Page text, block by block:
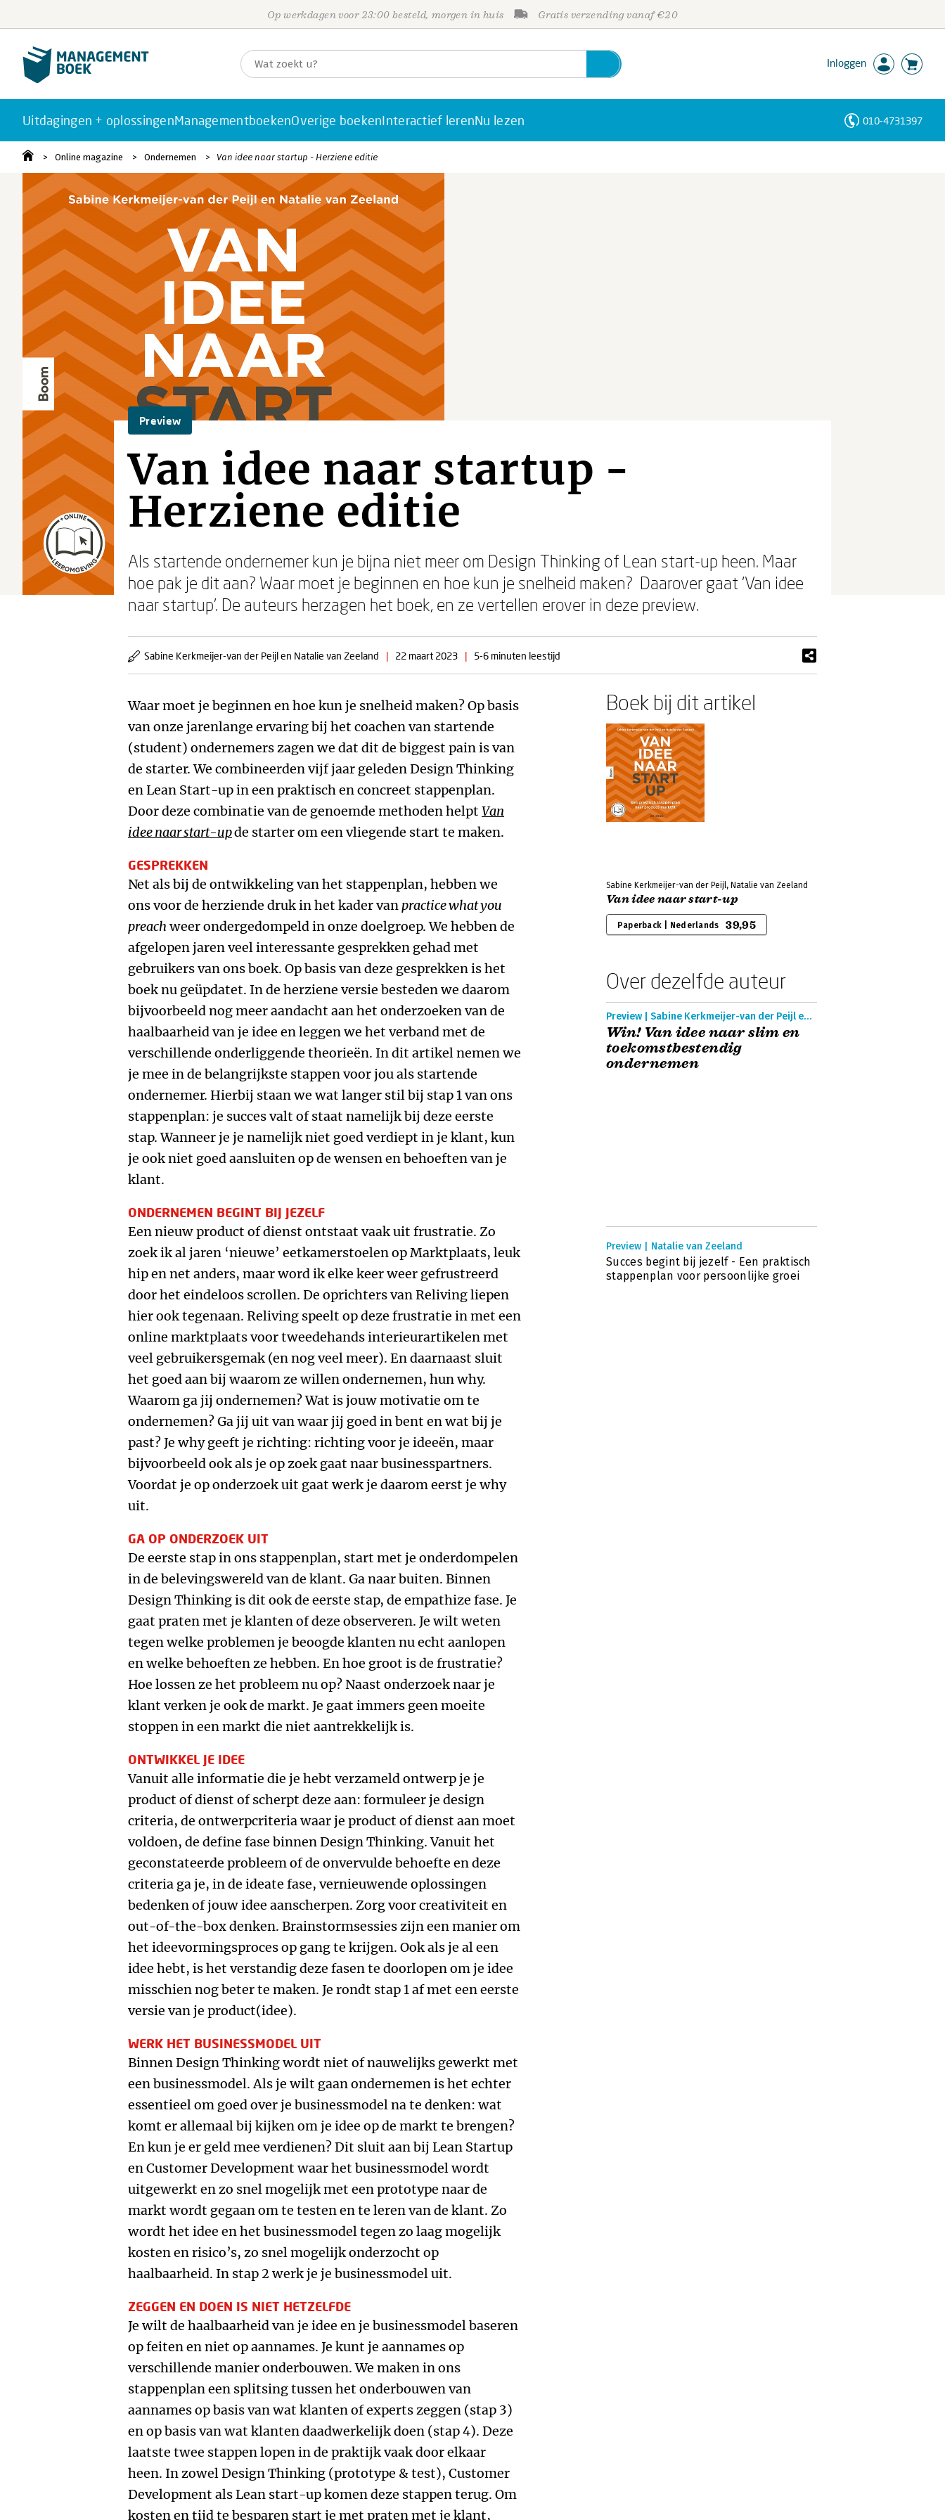
Op werkdagen voor 23:00 besteld, morgen in huis Gratis verzending vanaf €20
Inloggen
Uitdagingen + oplossingenManagementboekenOverige boekenInteractief lerenNu lezen 010-4731397
Online magazine Ondernemen Van idee naar startup - Herziene editie
Preview
Van idee naar startup -
Herziene editie
Als startende ondernemer kun je bijna niet meer om Design Thinking of Lean start-up heen. Maar
hoe pak je dit aan? Waar moet je beginnen en hoe kun je snelheid maken? Daarover gaat ‘Van idee
naar startup’. De auteurs herzagen het boek, en ze vertellen erover in deze preview.
Sabine Kerkmeijer-van der Peijl en Natalie van Zeeland | 22 maart 2023 | 5-6 minuten leestijd
Waar moet je beginnen en hoe kun je snelheid maken? Op basis
van onze jarenlange ervaring bij het coachen van startende
(student) ondernemers zagen we dat dit de biggest pain is van
de starter. We combineerden vijf jaar geleden Design Thinking
en Lean Start-up in een praktisch en concreet stappenplan.
Door deze combinatie van de genoemde methoden helpt Van
idee naar start-upde starter om een vliegende start te maken.
GESPREKKEN
Net als bij de ontwikkeling van het stappenplan, hebben we
ons voor de herziende druk in het kader vanpractice what you
preach weer ondergedompeld in onze doelgroep. We hebben de
afgelopen jaren veel interessante gesprekken gehad met
gebruikers van ons boek. Op basis van deze gesprekken is het
boek nu geüpdatet. In de herziene versie besteden we daarom
bijvoorbeeld nog meer aandacht aan het onderzoeken van de
haalbaarheid van je idee en leggen we het verband met de
verschillende onderliggende theorieën. In dit artikel nemen we
je mee in de belangrijkste stappen voor jou als startende
ondernemer. Hierbij staan we wat langer stil bij stap 1 van ons
stappenplan: je succes valt of staat namelijk bij deze eerste
stap. Wanneer je je namelijk niet goed verdiept in je klant, kun
je ook niet goed aansluiten op de wensen en behoeften van je
klant.
ONDERNEMEN BEGINT BIJ JEZELF
Een nieuw product of dienst ontstaat vaak uit frustratie. Zo
zoek ik al jaren ‘nieuwe’ eetkamerstoelen op Marktplaats, leuk
hip en net anders, maar word ik elke keer weer gefrustreerd
door het eindeloos scrollen. De oprichters van Reliving liepen
hier ook tegenaan. Reliving speelt op deze frustratie in met een
online marktplaats voor tweedehands interieurartikelen met
veel gebruikersgemak (en nog veel meer). En daarnaast sluit
het goed aan bij waarom ze willen ondernemen, hun why.
Waarom ga jij ondernemen? Wat is jouw motivatie om te
ondernemen? Ga jij uit van waar jij goed in bent en wat bij je
past? Je why geeft je richting: richting voor je ideeën, maar
bijvoorbeeld ook als je op zoek gaat naar businesspartners.
Voordat je op onderzoek uit gaat werk je daarom eerst je why
uit.
GA OP ONDERZOEK UIT
De eerste stap in ons stappenplan, start met je onderdompelen
in de belevingswereld van de klant. Ga naar buiten. Binnen
Design Thinking is dit ook de eerste stap, de empathize fase. Je
gaat praten met je klanten of deze observeren. Je wilt weten
tegen welke problemen je beoogde klanten nu echt aanlopen
en welke behoeften ze hebben. En hoe groot is de frustratie?
Hoe lossen ze het probleem nu op? Naast onderzoek naar je
klant verken je ook de markt. Je gaat immers geen moeite
stoppen in een markt die niet aantrekkelijk is.
ONTWIKKEL JE IDEE
Vanuit alle informatie die je hebt verzameld ontwerp je je
product of dienst of scherpt deze aan: formuleer je design
criteria, de ontwerpcriteria waar je product of dienst aan moet
voldoen, de define fase binnen Design Thinking. Vanuit het
geconstateerde probleem of de onvervulde behoefte en deze
criteria ga je, in de ideate fase, vernieuwende oplossingen
bedenken of jouw idee aanscherpen. Zorg voor creativiteit en
out-of-the-box denken. Brainstormsessies zijn een manier om
het ideevormingsproces op gang te krijgen. Ook als je al een
idee hebt, is het verstandig deze fasen te doorlopen om je idee
misschien nog beter te maken. Je rondt stap 1 af met een eerste
versie van je product(idee).
WERK HET BUSINESSMODEL UIT
Binnen Design Thinking wordt niet of nauwelijks gewerkt met
een businessmodel. Als je wilt gaan ondernemen is het echter
essentieel om goed over je businessmodel na te denken: wat
komt er allemaal bij kijken om je idee op de markt te brengen?
En kun je er geld mee verdienen? Dit sluit aan bij Lean Startup
en Customer Development waar het businessmodel wordt
uitgewerkt en zo snel mogelijk met een prototype naar de
markt wordt gegaan om te testen en te leren van de klant. Zo
wordt het idee en het businessmodel tegen zo laag mogelijk
kosten en risico’s, zo snel mogelijk onderzocht op
haalbaarheid. In stap 2 werk je je businessmodel uit.
ZEGGEN EN DOEN IS NIET HETZELFDE
Je wilt de haalbaarheid van je idee en je businessmodel baseren
op feiten en niet op aannames. Je kunt je aannames op
verschillende manier onderbouwen. We maken in ons
stappenplan een splitsing tussen het onderbouwen van
aannames op basis van wat klanten of experts zeggen (stap 3)
en op basis van wat klanten daadwerkelijk doen (stap 4). Deze
laatste twee stappen lopen in de praktijk vaak door elkaar
heen. In zowel Design Thinking (prototype & test), Customer
Development als Lean start-up komen deze stappen terug. Om
kosten en tijd te besparen start je met praten met je klant,
Boek bij dit artikel
Sabine Kerkmeijer-van der Peijl, Natalie van Zeeland
Van idee naar start-up
Paperback | Nederlands 39,95
Over dezelfde auteur
Preview | Sabine Kerkmeijer-van der Peijl en Natalie van Zeeland
Win! Van idee naar slim en
toekomstbestendig
ondernemen
Preview | Natalie van Zeeland
Succes begint bij jezelf - Een praktisch
stappenplan voor persoonlijke groei
Personen